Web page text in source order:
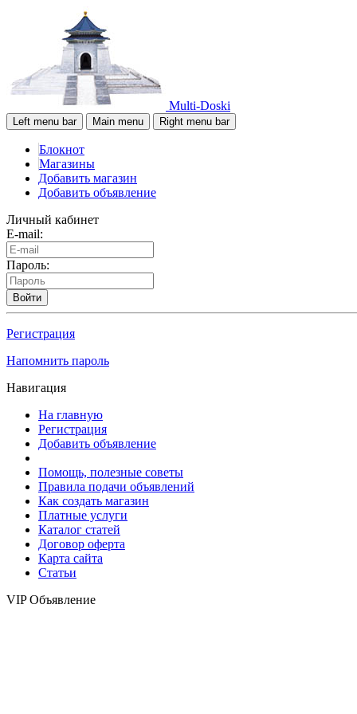
Multi-Doski
Left menu bar Main menu Right menu bar
Блокнот
Магазины
Добавить магазин
Добавить объявление
Личный кабинет
E-mail:
Пароль:
Войти
Регистрация
Напомнить пароль
Навигация
На главную
Регистрация
Добавить объявление
Помощь, полезные советы
Правила подачи объявлений
Как создать магазин
Платные услуги
Каталог статей
Договор оферта
Карта сайта
Статьи
VIP Объявление